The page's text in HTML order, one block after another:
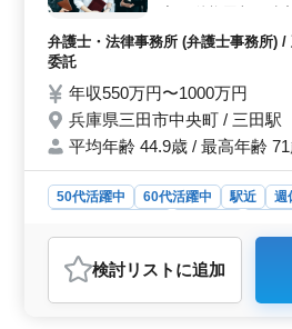
す。 ＜充実の福利厚生＞ 福利
おり、社会保険完備や賞与の支給
た、車通勤が可能であり、無料駐
す。これにより、通勤の負担を軽
が提供されています。
容 ・債権回収、破
題 ・交通事故 等
弁護士・法律事務所 (弁護士事務所)
委託
年収550万円〜1000万円
兵庫県三田市中央町 / 三田駅
平均年齢 44.9歳 / 最高年齢
50代活躍中 60代活躍中 駅近 週
おすすめポイント
＜経験を活かして活躍＞ この法
検討リスト に追加